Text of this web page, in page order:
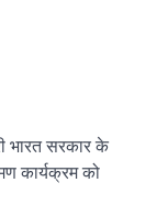
भारत सरकार के
कार्यक्रम को